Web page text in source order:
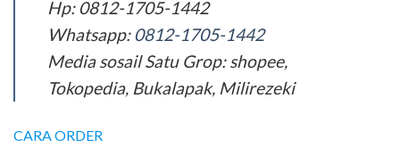
Hp: 0812-1705-1442
Whatsapp: 0812-1705-1442
Media sosail Satu Grop: shopee,
Tokopedia, Bukalapak, Milirezeki
CARA ORDER